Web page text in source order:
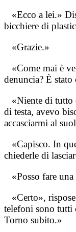
«Ecco a lei.»
bicchiere di
«Grazie.»
«Come mai è
denuncia? È
«Niente di tutto
di testa, avevo
accasciarmi al
«Capisco. In
chiederle di
«Posso fare una
«Certo»,
telefoni sono tutti
Torno subito.»